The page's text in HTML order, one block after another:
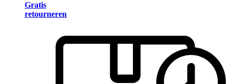
Gratis
retourneren